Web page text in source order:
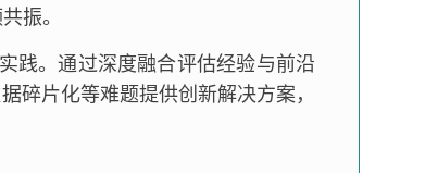
振。
践。通过深度融合评估经验与前沿
碎片化等难题提供创新解决方案，